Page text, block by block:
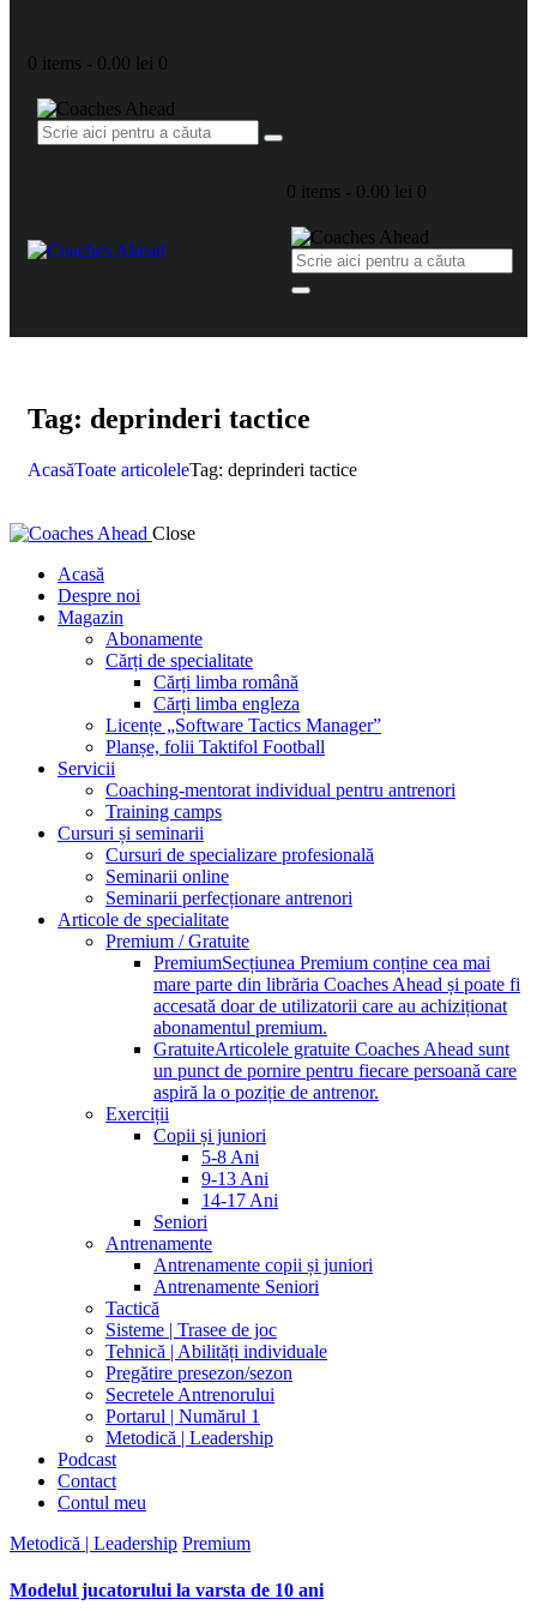
0 items - 0.00 lei 0
0 items - 0.00 lei 0
Tag: deprinderi tactice
AcasăToate articoleleTag: deprinderi tactice
Close
Acasă
Despre noi
Magazin
Abonamente
Cărți de specialitate
Cărți limba română
Cărți limba engleza
Licențe „Software Tactics Manager”
Planșe, folii Taktifol Football
Servicii
Coaching-mentorat individual pentru antrenori
Training camps
Cursuri și seminarii
Cursuri de specializare profesională
Seminarii online
Seminarii perfecționare antrenori
Articole de specialitate
Premium / Gratuite
PremiumSecțiunea Premium conține cea mai
mare parte din librăria Coaches Ahead și poate fi
accesată doar de utilizatorii care au achiziționat
abonamentul premium.
GratuiteArticolele gratuite Coaches Ahead sunt
un punct de pornire pentru fiecare persoană care
aspiră la o poziție de antrenor.
Exerciții
Copii și juniori
5-8 Ani
9-13 Ani
14-17 Ani
Seniori
Antrenamente
Antrenamente copii și juniori
Antrenamente Seniori
Tactică
Sisteme | Trasee de joc
Tehnică | Abilități individuale
Pregătire presezon/sezon
Secretele Antrenorului
Portarul | Numărul 1
Metodică | Leadership
Podcast
Contact
Contul meu
Metodică | Leadership Premium
Modelul jucatorului la varsta de 10 ani